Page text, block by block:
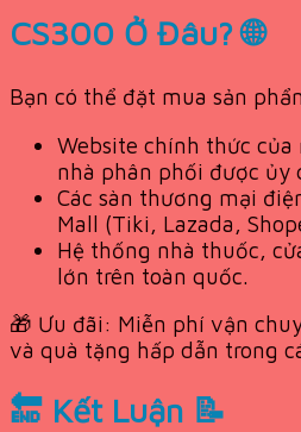
CS300 Ở Đâu? 🌐
Bạn có thể đặt mua sản
Website chính thức của
nhà phân phối được ủy
Các sàn thương mại
Mall (Tiki, Lazada,
Hệ thống nhà thuốc,
lớn trên toàn quốc.
🎁 Ưu đãi: Miễn phí vận
và quà tặng hấp dẫn trong
🔚 Kết Luận 📝